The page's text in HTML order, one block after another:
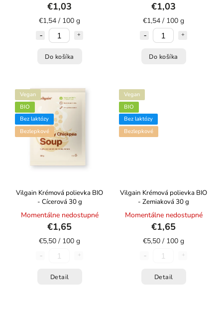
€1,03
€1,54 / 100 g
Do košíka
€1,03
€1,54 / 100 g
Do košíka
Vegan
BIO
Bez laktózy
Bezlepkové
Vilgain Krémová polievka BIO
- Cícerová 30 g
Momentálne nedostupné
€1,65
€5,50 / 100 g
Detail
Vegan
BIO
Bez laktózy
Bezlepkové
Vilgain Krémová polievka BIO
- Zemiaková 30 g
Momentálne nedostupné
€1,65
€5,50 / 100 g
Detail